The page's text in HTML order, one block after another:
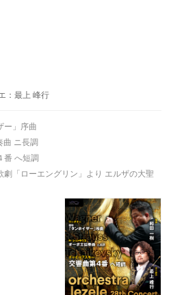
：最上 峰行
ー」序曲
曲 ニ長調
番 へ短調
劇「ローエングリン」より エルザの大聖